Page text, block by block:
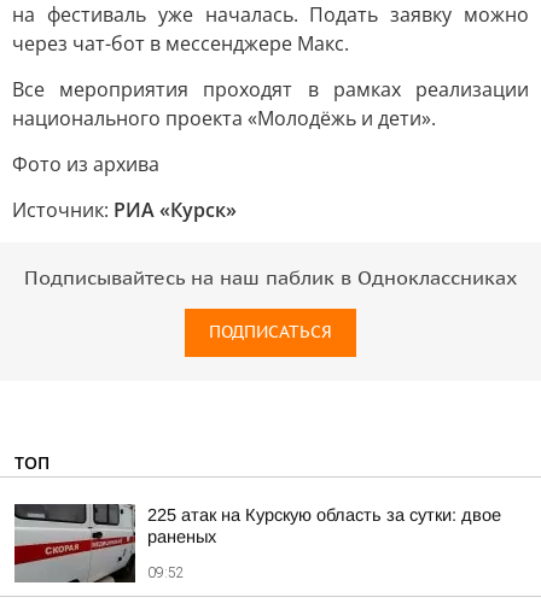
на фестиваль уже началась. Подать заявку можно
через чат-бот в мессенджере Макс.
Все мероприятия проходят в рамках реализации
национального проекта «Молодёжь и дети».
Фото из архива
Источник: РИА «Курск»
Подписывайтесь на наш паблик в Одноклассниках
ПОДПИСАТЬСЯ
ТОП
225 атак на Курскую область за сутки: двое
раненых
09:52